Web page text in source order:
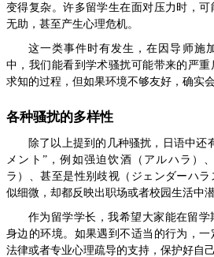
变得复杂。许多留学生在面对压力时，可
无助，甚至产生心理危机。
这一类事件时有发生，在因导师施
中，我们能看到学术骚扰可能带来的严
求知的过程，但如果环境不够友好，确实
各种骚扰的多样性
除了以上提到的几种骚扰，日语中还
メント”，例如强迫饮酒（アルハラ）
ラ）、甚至是性别歧视（ジェンダーハ
似细微，却都反映出职场或者校园生活中潜
作为留学学长，我希望大家能在留
身边的环境。如果遇到不适当的行为，
法律或者专业心理疏导的支持，保护好自